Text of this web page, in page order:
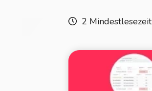
2 Mindestlesezeit